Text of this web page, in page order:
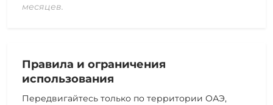
месяцев.
Правила и ограничения
использования
Передвигайтесь только по территории ОАЭ,